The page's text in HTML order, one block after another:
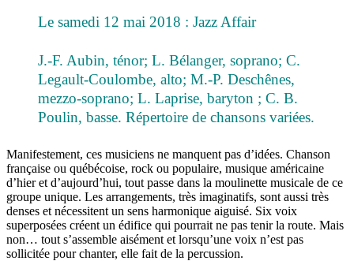
Le samedi 12 mai 2018 : Jazz Affair
J.-F. Aubin, ténor; L. Bélanger, soprano; C.
Legault-Coulombe, alto; M.-P. Deschênes,
mezzo-soprano; L. Laprise, baryton ; C. B.
Poulin, basse. Répertoire de chansons variées.
Manifestement, ces musiciens ne manquent pas d’idées. Chanson
française ou québécoise, rock ou populaire, musique américaine
d’hier et d’aujourd’hui, tout passe dans la moulinette musicale de ce
groupe unique. Les arrangements, très imaginatifs, sont aussi très
denses et nécessitent un sens harmonique aiguisé. Six voix
superposées créent un édifice qui pourrait ne pas tenir la route. Mais
non… tout s’assemble aisément et lorsqu’une voix n’est pas
sollicitée pour chanter, elle fait de la percussion.